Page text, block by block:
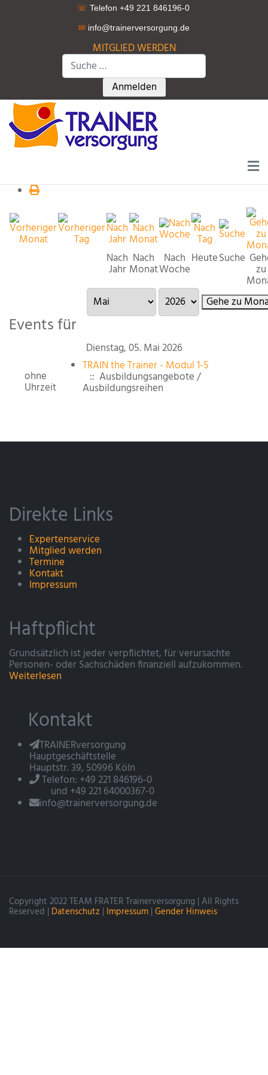
☏ Telefon +49 221 846196-0
✉ info@trainerversorgung.de
MITGLIED WERDEN
Suchen
Type 2 or more characters for
Anmelden
Nach
Jahr
Nach
Monat
Nach
Woche
HeuteSuche
zu
Gehe zu
Events für
Dienstag, 05. Mai 2026
ohne
Uhrzeit
TRAIN the Trainer - Modul 1-5
:: Ausbildungsangebote /
Ausbildungsreihen
Direkte Links
Expertenservice
Mitglied werden
Termine
Kontakt
Impressum
Haftpflicht
Grundsätzlich ist jeder verpflichtet, für verursachte
Personen- oder Sachschäden finanziell aufzukommen.
Weiterlesen
Kontakt
TRAINERversorgung
Hauptgeschäftstelle
Hauptstr. 39, 50996 Köln
Telefon: +49 221 846196-0
und +49 221 64000367-0
info@trainerversorgung.de
Copyright 2022 TEAM FRATER Trainerversorgung | All Rights
Reserved | Datenschutz | Impressum | Gender Hinweis